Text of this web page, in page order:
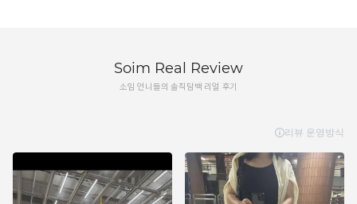
Soim Real Review
소임 언니들의 솔직담백 리얼 후기